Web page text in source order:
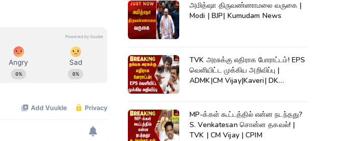
அமித்ஷா திருவண்ணாமலை வருகை |
Modi | BJP| Kumudam News
TVK அரசுக்கு எதிராக போராட்டம்! EPS
வெளியிட்ட முக்கிய அறிவிப்பு |
ADMK|CM Vijay|Kaveri| DK
MP-க்கள் கூட்டத்தில் என்ன நடந்தது?
S. Venkatesan சொன்ன தகவல்! |
TVK | CM Vijay | CPIM